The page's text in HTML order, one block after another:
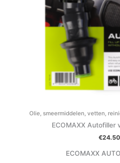
Olie, smeermiddelen, vetten,
ECOMAXX Autofiller
€24.50
ECOMAXX